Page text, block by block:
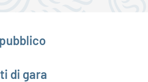
trasparente
di gara